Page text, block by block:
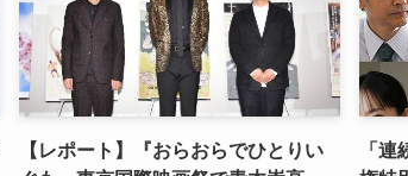
【レポート】『おらおらでひとりい
「